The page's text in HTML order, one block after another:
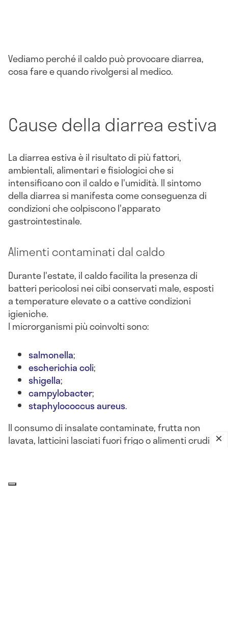
Vediamo perché il caldo può provocare diarrea,
cosa fare e quando rivolgersi al medico.
Cause della diarrea estiva
La diarrea estiva è il risultato di più fattori,
ambientali, alimentari e fisiologici che si
intensificano con il caldo e l'umidità. Il sintomo
della diarrea si manifesta come conseguenza di
condizioni che colpiscono l'apparato
gastrointestinale.
Alimenti contaminati dal caldo
Durante l'estate, il caldo facilita la presenza di
batteri pericolosi nei cibi conservati male, esposti
a temperature elevate o a cattive condizioni
igieniche.
I microrganismi più coinvolti sono:
salmonella;
escherichia coli;
shigella;
campylobacter;
staphylococcus aureus.
Il consumo di insalate contaminate, frutta non
lavata, latticini lasciati fuori frigo o alimenti crudi